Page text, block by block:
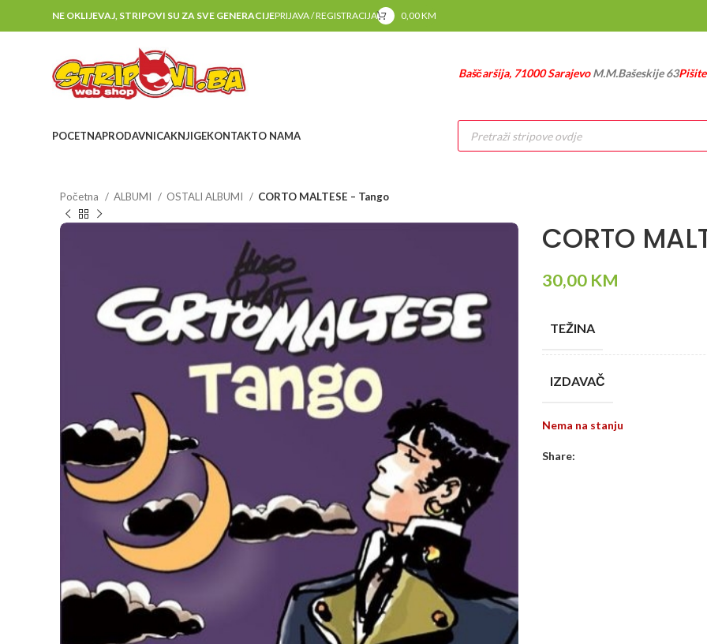
NE OKLIJEVAJ, STRIPOVI SU ZA SVE GENERACIJEPRIJAVA / REGISTRACIJA 0,00KM
Baščaršija, 71000 SarajevoM.M.Bašeskije 63
POCETNAPRODAVNICAKNJIGEKONTAKTO NAMA
Products
search
Početna ALBUMI OSTALI ALBUMI CORTO MALTESE – Tango
CORTO
30,00 KM
TEŽINA
IZDAVAČ
Nema na stanju
Share: